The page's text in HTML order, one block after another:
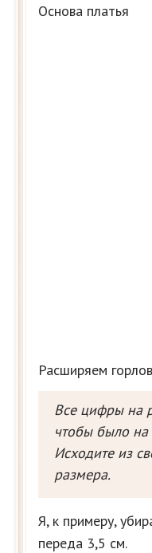
Основа платья
Расширяем
Все цифры на
чтобы было на
Исходите из
размера.
Я, к примеру,
переда 3,5 см.